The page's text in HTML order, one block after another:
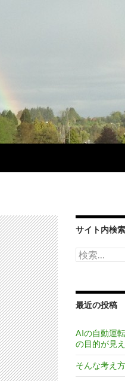
サイト内検索
検
索:
最近の投稿
AIの自動運
の目的が見
そんな考え